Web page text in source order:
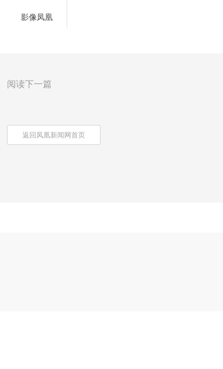
影像凤凰
阅读下一篇
返回凤凰新闻网首页